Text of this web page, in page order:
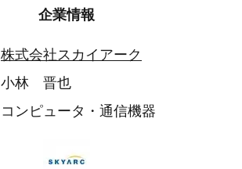
企業情報
株式会社スカイアーク
小林 晋也
コンピュータ・通信機器